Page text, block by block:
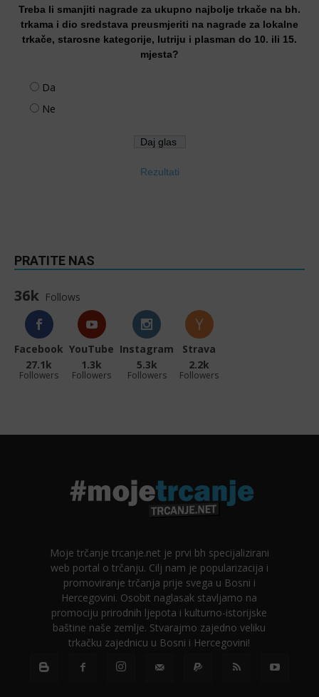
Treba li smanjiti nagrade za ukupno najbolje trkače na bh.
trkama i dio sredstava preusmjeriti na nagrade za lokalne
trkače, starosne kategorije, lutriju i plasman do 10. ili 15.
mjesta?
Da
Ne
Rezultati
PRATITE NAS
36k Follows
Facebook
27.1k
Followers
YouTube
1.3k
Followers
Instagram
5.3k
Followers
Strava
2.2k
Followers
Moje trčanje trcanje.net je prvi bh specijalizirani
web portal o trčanju. Cilj nam je popularizacija i
promoviranje trčanja prije svega u Bosni i
Hercegovini. Osobit naglasak stavljamo na
promociju prirodnih ljepota i kulturno-istorijske
baštine naše zemlje. Stvarajmo zajedno veliku
trkačku zajednicu u Bosni i Hercegovini!